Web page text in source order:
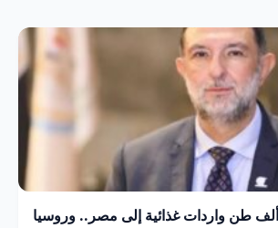
سلامة الغذاء: 223 ألف طن واردات غذائية إلى مصر.. وروسيا